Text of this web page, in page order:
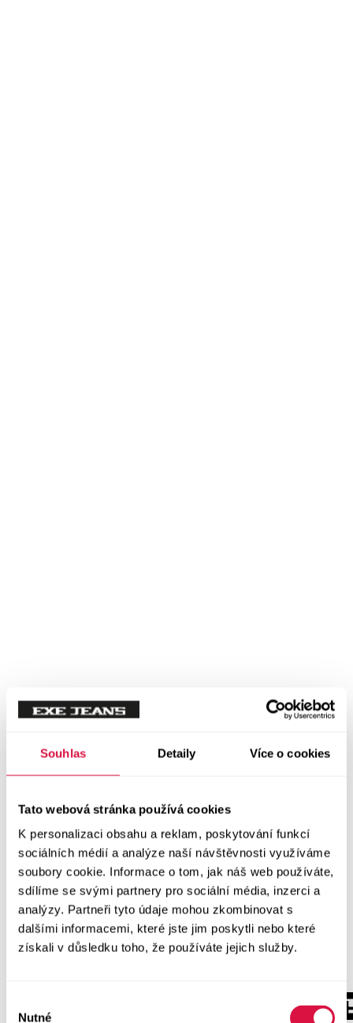
Souhlas Detaily Více o cookies
Tato webová stránka používá cookies
K personalizaci obsahu a reklam, poskytování funkcí
sociálních médií a analýze naší návštěvnosti využíváme
soubory cookie. Informace o tom, jak náš web používáte,
sdílíme se svými partnery pro sociální média, inzerci a
analýzy. Partneři tyto údaje mohou zkombinovat s
dalšími informacemi, které jste jim poskytli nebo které
získali v důsledku toho, že používáte jejich služby.
Nutné